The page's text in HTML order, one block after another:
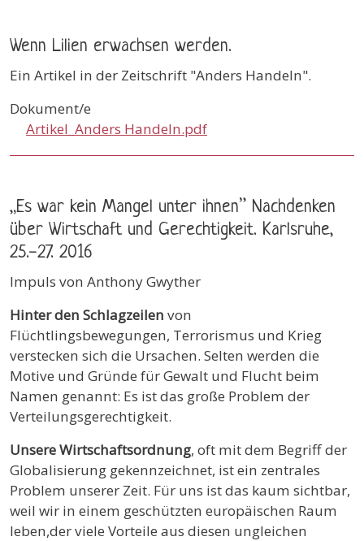
Wenn Lilien erwachsen werden.
Ein Artikel in der Zeitschrift "Anders Handeln".
Dokument/e
Artikel_Anders Handeln.pdf
„Es war kein Mangel unter ihnen” Nachdenken
über Wirtschaft und Gerechtigkeit. Karlsruhe,
25.-27. 2016
Impuls von Anthony Gwyther
Hinter den Schlagzeilen von
Flüchtlingsbewegungen, Terrorismus und Krieg
verstecken sich die Ursachen. Selten werden die
Motive und Gründe für Gewalt und Flucht beim
Namen genannt: Es ist das große Problem der
Verteilungsgerechtigkeit.
Unsere Wirtschaftsordnung, oft mit dem Begriff der
Globalisierung gekennzeichnet, ist ein zentrales
Problem unserer Zeit. Für uns ist das kaum sichtbar,
weil wir in einem geschützten europäischen Raum
leben,der viele Vorteile aus diesen ungleichen